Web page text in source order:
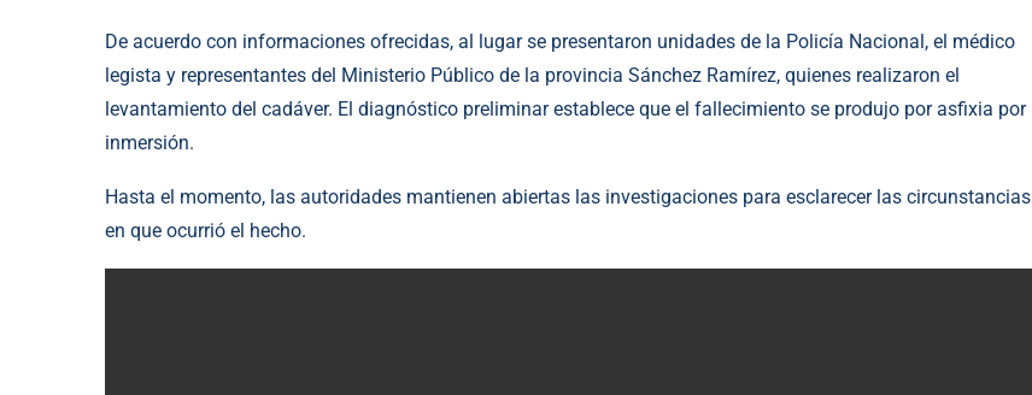
De acuerdo con informaciones ofrecidas, al lugar se presentaron unidades de la Policía Nacional, el médico
legista y representantes del Ministerio Público de la provincia Sánchez Ramírez, quienes realizaron el
levantamiento del cadáver. El diagnóstico preliminar establece que el fallecimiento se produjo por asfixia por
inmersión.
Hasta el momento, las autoridades mantienen abiertas las investigaciones para esclarecer las circunstancias
en que ocurrió el hecho.